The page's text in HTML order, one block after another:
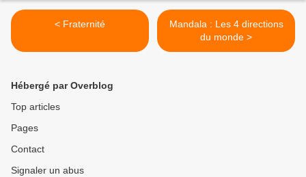
< Fraternité
Mandala : Les 4 directions
du monde >
Hébergé par Overblog
Top articles
Pages
Contact
Signaler un abus